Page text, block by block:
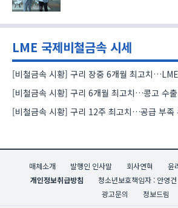
LME 국제비철금속 시세
[비철금속 시황] 구리 장중 6개월 최고치
[비철금속 시황] 구리 6개월 최고치…콩고 수
[비철금속 시황] 구리 12주 최고치…공급 부족
매체소개 발행인 인사말 회사연혁 윤
개인정보취급방침
청소년보호책임자 : 안영건
광고문의
정보드림